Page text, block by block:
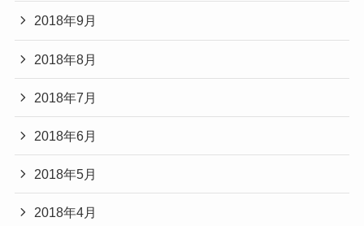
2018年9月
2018年8月
2018年7月
2018年6月
2018年5月
2018年4月